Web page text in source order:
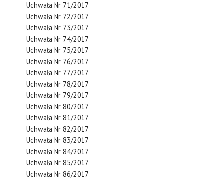
Uchwała Nr 71/2017
Uchwała Nr 72/2017
Uchwała Nr 73/2017
Uchwała Nr 74/2017
Uchwała Nr 75/2017
Uchwała Nr 76/2017
Uchwała Nr 77/2017
Uchwała Nr 78/2017
Uchwała Nr 79/2017
Uchwała Nr 80/2017
Uchwała Nr 81/2017
Uchwała Nr 82/2017
Uchwała Nr 83/2017
Uchwała Nr 84/2017
Uchwała Nr 85/2017
Uchwała Nr 86/2017